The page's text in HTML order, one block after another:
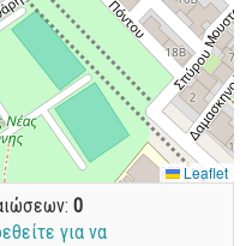
Leaflet
0
για να